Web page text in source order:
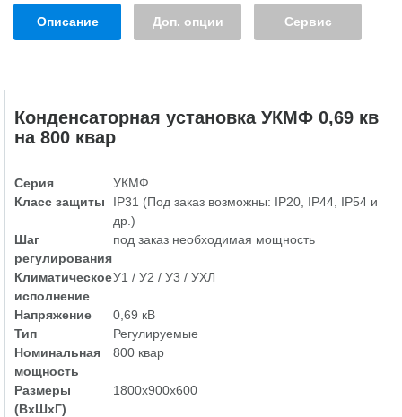
Описание Доп. опции Сервис
Конденсаторная установка УКМФ 0,69 кв
на 800 квар
Серия
УКМФ
Класс защиты
IP31 (Под заказ возможны: IP20, IP44, IP54 и
др.)
Шаг
регулирования
под заказ необходимая мощность
Климатическое
исполнение
У1 / У2 / У3 / УХЛ
Напряжение
0,69 кВ
Тип
Регулируемые
Номинальная
мощность
800 квар
Размеры
(ВхШхГ)
1800х900х600